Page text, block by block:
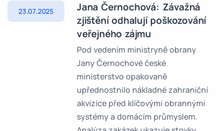
23.07.2025
Jana Černochová: Závažná
zjištění odhalují poškozování
veřejného zájmu
Pod vedením ministryně obrany
Jany Černochové české
ministerstvo opakovaně
upřednostnilo nákladné zahraniční
akvizice před klíčovými obrannými
systémy a domácím průmyslem.